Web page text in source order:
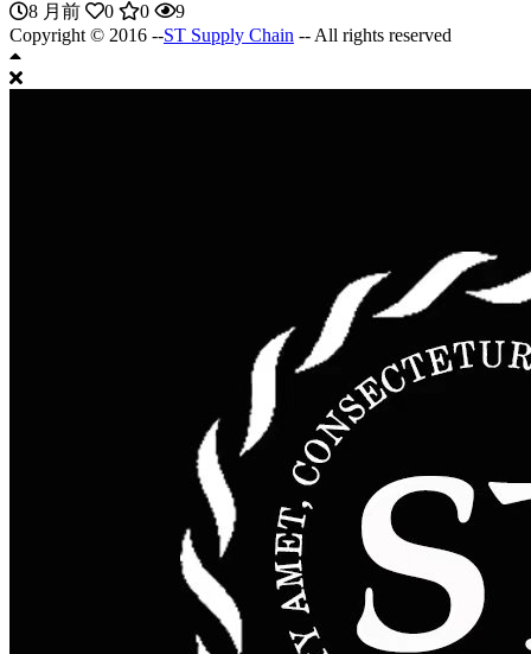
8 月前
0 0
9
Copyright © 2016 --ST Supply Chain -- All rights reserved